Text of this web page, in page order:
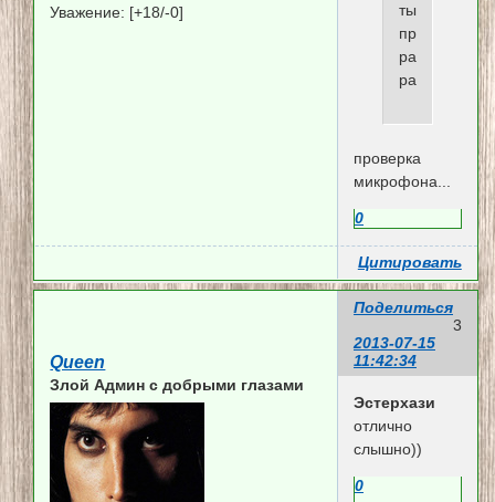
Уважение: [+18/-0]
тыц!
проба
раз
раз
проверка
микрофона...
0
Цитировать
Поделиться
3
2013-07-15
11:42:34
Queen
Злой Админ c добрыми глазами
Эстерхази
отлично
слышно))
0